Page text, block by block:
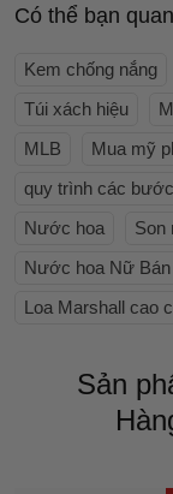
Có thể bạn
Kem chống nắng
Túi xách hiệu
MLB
Mua mỹ
quy trình các
Nước hoa
Son
Nước hoa Nữ Bán
Loa Marshall cao
Sản